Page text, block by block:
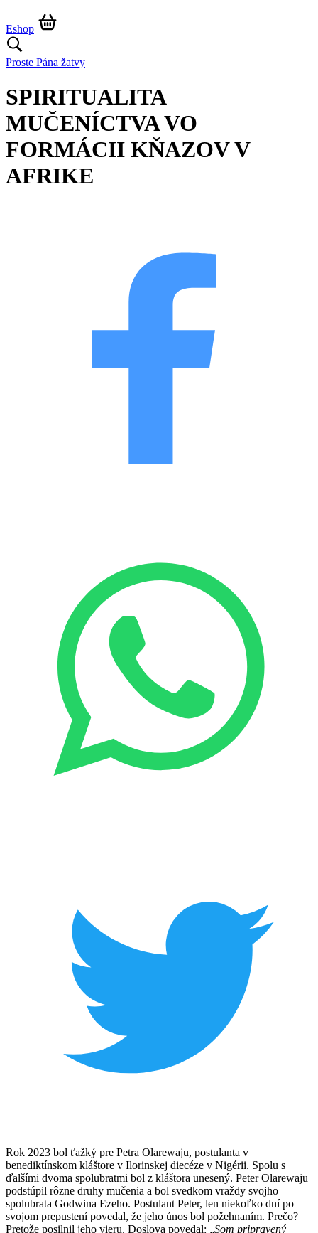
Eshop
Proste Pána žatvy
SPIRITUALITA
MUČENÍCTVA VO
FORMÁCII KŇAZOV V
AFRIKE
Rok 2023 bol ťažký pre Petra Olarewaju, postulanta v
benediktínskom kláštore v Ilorinskej diecéze v Nigérii. Spolu s
ďalšími dvoma spolubratmi bol z kláštora unesený. Peter Olarewaju
podstúpil rôzne druhy mučenia a bol svedkom vraždy svojho
spolubrata Godwina Ezeho. Postulant Peter, len niekoľko dní po
svojom prepustení povedal, že jeho únos bol požehnaním. Prečo?
Pretože posilnil jeho vieru. Doslova povedal: „Som pripravený